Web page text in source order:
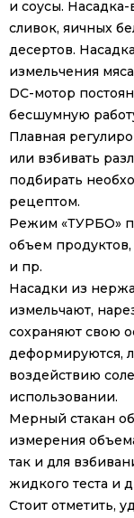
и соусы.
сливок, яичных
десертов.
измельчения
DC-мотор
бесшумную
Плавная
или взбивать
подбирать
рецептом.
Режим «ТУРБО»
объем
и пр.
Насадки из
измельчают,
сохраняют свою
деформируются,
воздействию
использовании.
Мерный стакан
измерения
так и для
жидкого теста и
Стоит отметить,